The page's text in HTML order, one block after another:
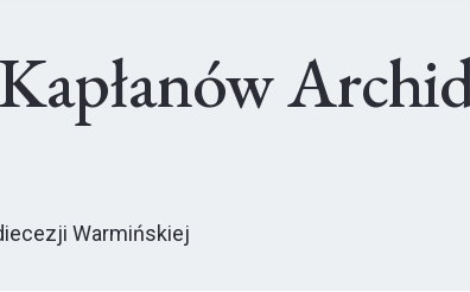
Warmińskiej